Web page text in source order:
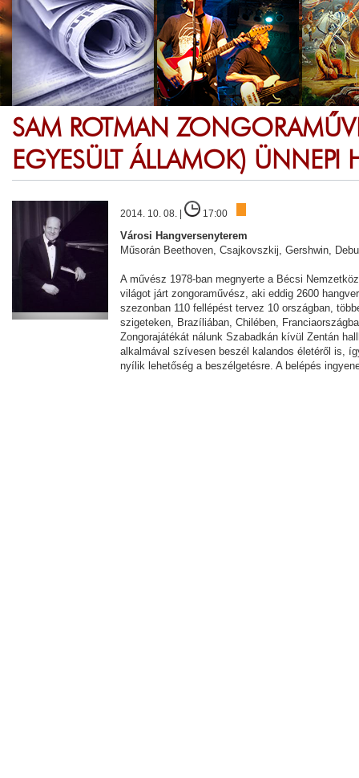
SAM ROTMAN
EGYESÜLT ÁLLAMOK) ÜNNEPI
2014. 10. 08. | 17:00
Városi Hangversenyterem
Műsorán Beethoven, Csajkovszkij, Gershwin,
A művész 1978-ban megnyerte a Bécsi
világot járt zongoraművész, aki eddig 2600
szezonban 110 fellépést tervez 10 országban,
szigeteken, Brazíliában, Chilében,
Zongorajátékát nálunk Szabadkán kívül Zentán
alkalmával szívesen beszél kalandos életéről is,
nyílik lehetőség a beszélgetésre. A belépés